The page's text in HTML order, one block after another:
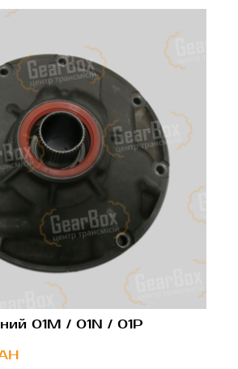
01M / 01N / 01P